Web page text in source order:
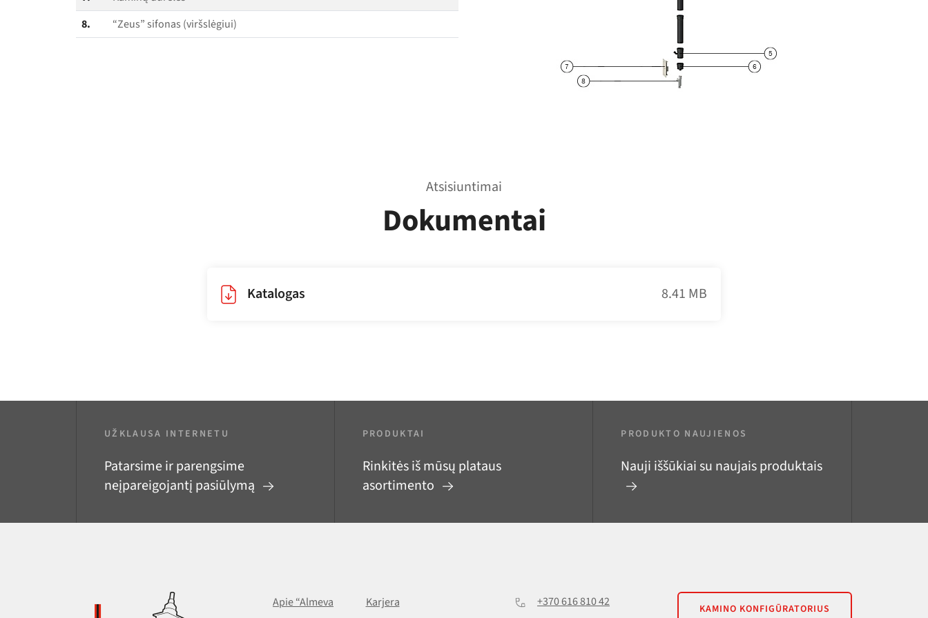
8.
“Zeus” sifonas (viršslėgiui)
Atsisiuntimai
Dokumentai
Katalogas 8.41 MB
UŽKLAUSA INTERNETU
Patarsime ir parengsime
neįpareigojantį pasiūlymą
PRODUKTAI
Rinkitės iš mūsų plataus
asortimento
PRODUKTO NAUJIENOS
Nauji iššūkiai su naujais produktais
Apie “Almeva
Karjera
+370 616 810 42
KAMINO KONFIGŪRATORIUS